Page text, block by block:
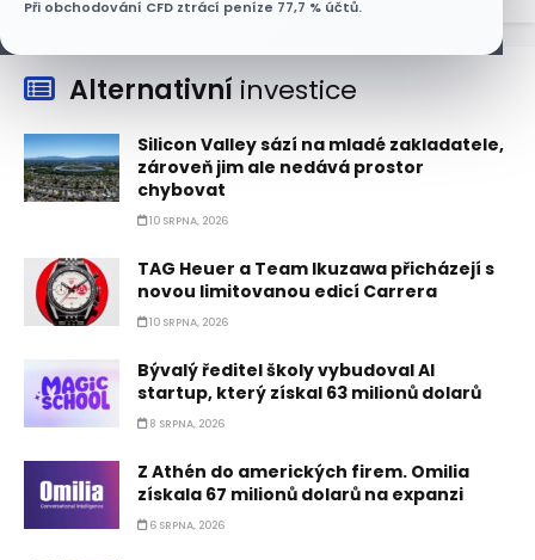
Při obchodování CFD ztrácí peníze 77,7 % účtů.
Alternativní investice
Silicon Valley sází na mladé zakladatele,
zároveň jim ale nedává prostor
chybovat
10 SRPNA, 2026
TAG Heuer a Team Ikuzawa přicházejí s
novou limitovanou edicí Carrera
10 SRPNA, 2026
Bývalý ředitel školy vybudoval AI
startup, který získal 63 milionů dolarů
8 SRPNA, 2026
Z Athén do amerických firem. Omilia
získala 67 milionů dolarů na expanzi
6 SRPNA, 2026